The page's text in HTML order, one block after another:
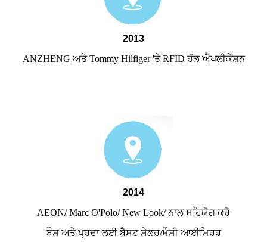
2013
ANZHENG ਅਤੇ Tommy Hilfiger 'ਤੇ RFID ਹੱਲ ਐਪਲੀਕੇਸ਼ਨ
2014
AEON/ Marc O'Polo/ New Look/ ਨਾਲ ਸਹਿਯੋਗ ਕਰੋ
ਬੌਸ ਅਤੇ ਪ੍ਰਦਾ ਲਈ ਬੈਸਟ ਸੇਲਰ/ਮੌਸੀ ਆਈਮਿਰਰ